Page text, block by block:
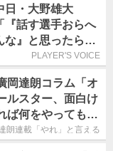
日・大野雄大
「『話す選手おらへ
な』と思ったら坂
本勇人が来た！」／
PLAYER'S VOICE
岡達朗コラム「オ
ルスター、面白け
ば何をやってもい
という発想は大間
朗連載「やれ」と言える信念